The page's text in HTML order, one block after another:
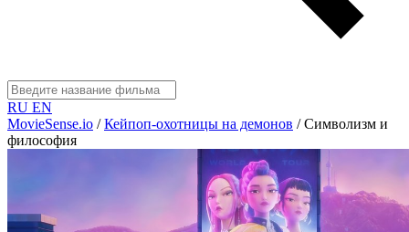
RU EN
MovieSense.io / Кейпоп-охотницы на демонов / Символизм и
философия